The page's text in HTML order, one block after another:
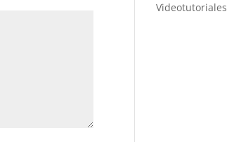
Videotutoriales